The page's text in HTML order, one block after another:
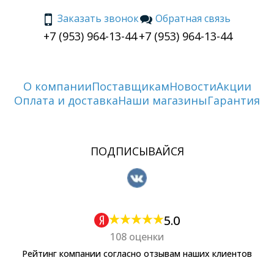
Заказать звонок
+7 (953) 964-13-44
Обратная связь
+7 (953) 964-13-44
О компанииПоставщикамНовостиАкции
Оплата и доставкаНаши магазиныГарантия
ПОДПИСЫВАЙСЯ
5.0
108 оценки
Рейтинг компании согласно отзывам наших клиентов